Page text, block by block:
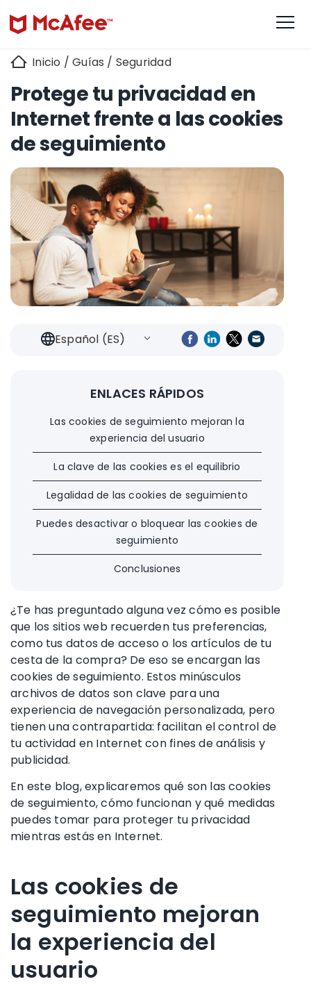
Inicio /Guías / Seguridad
Protege tu privacidad en
Internet frente a las cookies
de seguimiento
Español (ES)
ENLACES RÁPIDOS
Las cookies de seguimiento mejoran la
experiencia del usuario
La clave de las cookies es el equilibrio
Legalidad de las cookies de seguimiento
Puedes desactivar o bloquear las cookies de
seguimiento
Conclusiones
¿Te has preguntado alguna vez cómo es posible
que los sitios web recuerden tus preferencias,
como tus datos de acceso o los artículos de tu
cesta de la compra? De eso se encargan las
cookies de seguimiento. Estos minúsculos
archivos de datos son clave para una
experiencia de navegación personalizada, pero
tienen una contrapartida: facilitan el control de
tu actividad en Internet con fines de análisis y
publicidad.
En este blog, explicaremos qué son las cookies
de seguimiento, cómo funcionan y qué medidas
puedes tomar para proteger tu privacidad
mientras estás en Internet.
Las cookies de
seguimiento mejoran
la experiencia del
usuario